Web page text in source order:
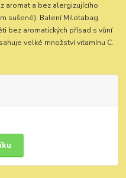
aromat a bez alergizujícího
sušené). Balení Milotabag
bez aromatických přísad s vůní
velké množství vitamínu C.